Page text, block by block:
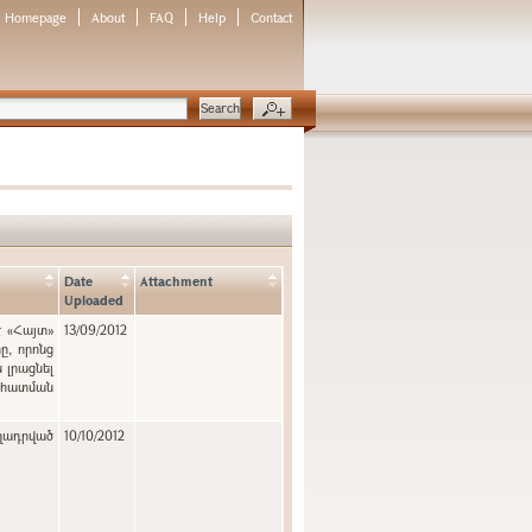
Homepage About FAQ Help Contact
Date
Uploaded
Attachment
«Հայտ»
որոնց
13/09/2012
10/10/2012